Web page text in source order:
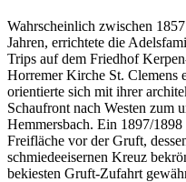
Wahrscheinlich zwischen
Jahren, errichtete die
Trips auf dem Friedhof
Horremer Kirche St. Clemens
orientierte sich mit ihrer
Schaufront nach Westen zum
Hemmersbach. Ein 1897/
Freifläche vor der Gruft,
schmiedeeisernen Kreuz
bekiesten Gruft-Zufahrt